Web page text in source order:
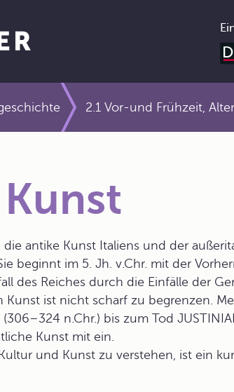
2.1 Vor-und Frühzeit,
antike Kunst Italiens und der
beginnt im 5. Jh. v.Chr. mit der
des Reiches durch die Einfälle der
Kunst ist nicht scharf zu begrenzen.
n.Chr.) bis zum Tod
Kunst mit ein.
und Kunst zu verstehen, ist ein